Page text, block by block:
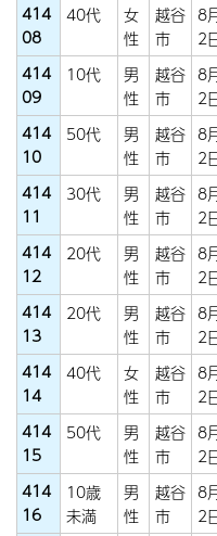
414
08
40代
女
性
越谷
市
8
2
414
09
10代
男
性
越谷
市
8
2
414
10
50代
男
性
越谷
市
8
2
414
11
30代
男
性
越谷
市
8
2
414
12
20代
男
性
越谷
市
8
2
414
13
20代
男
性
越谷
市
8
2
414
14
40代
女
性
越谷
市
8
2
414
15
50代
男
性
越谷
市
8
2
414
16
10歳
未満
男
性
越谷
市
8
2